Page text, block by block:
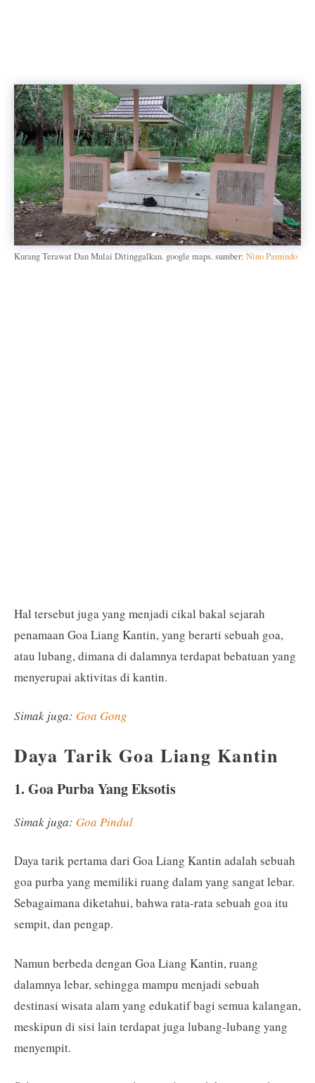
Kurang Terawat Dan Mulai Ditinggalkan. google maps. sumber: Nino Pamindo
Hal tersebut juga yang menjadi cikal bakal sejarah
penamaan Goa Liang Kantin, yang berarti sebuah goa,
atau lubang, dimana di dalamnya terdapat bebatuan yang
menyerupai aktivitas di kantin.
Simak juga: Goa Gong
Daya Tarik Goa Liang Kantin
1. Goa Purba Yang Eksotis
Simak juga: Goa Pindul
Daya tarik pertama dari Goa Liang Kantin adalah sebuah
goa purba yang memiliki ruang dalam yang sangat lebar.
Sebagaimana diketahui, bahwa rata-rata sebuah goa itu
sempit, dan pengap.
Namun berbeda dengan Goa Liang Kantin, ruang
dalamnya lebar, sehingga mampu menjadi sebuah
destinasi wisata alam yang edukatif bagi semua kalangan,
meskipun di sisi lain terdapat juga lubang-lubang yang
menyempit.